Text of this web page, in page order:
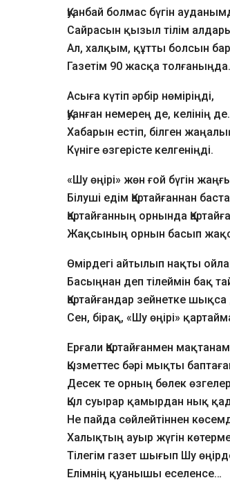
Қуанбай болмас бүгін
Сайрасын қызыл тілім
Ал, халқым, құтты болсын
Газетім 90 жасқа толғаныңда.
Асыға күтіп әрбір нөміріңді,
Қуанған немерең де, келінің де.
Хабарын естіп, білген
Күніге өзгерісте келгеніңді.
«Шу өңірі» жөн ғой бүгін
Білуші едім Қартайғаннан
Қартайғанның орнында
Жақсының орнын басып
Өмірдегі айтылып нақты
Басыңнан деп тілеймін бақ
Қартайғандар зейнетке
Сен, бірақ, «Шу өңірі»
Ерғали Қартайғанмен
Қызметтес бәрі мықты
Десек те орның бөлек
Қыл суырар қамырдан нық
Не пайда сөйлейтіннен
Халықтың ауыр жүгін
Тілегім газет шығып Шу
Елімнің қуанышы еселенсе…